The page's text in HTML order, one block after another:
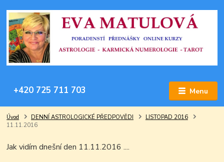
Menu
+420 725 711 703
Úvod DENNÍ ASTROLOGICKÉ PŘEDPOVĚDI
LISTOPAD 2016
11.11.2016
Jak vidím dnešní den 11.11.2016 ....